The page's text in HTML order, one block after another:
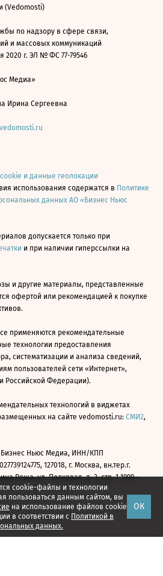
cookie-файлы и технологии
пользоваться данным сайтом, вы
на использование файлов cookie
в соответствии с Политикой в
данных.
ОК
(Vedomosti)
по надзору в сфере связи,
и массовых коммуникаций
2020 г. ЭЛ № ФС 77-79546
Медиа»
Ирина Сергеевна
cookie и данные геолокации
использования содержатся в Политике
данных АО «Бизнес Ньюс
допускается только при
и при наличии гиперссылки на
и другие материалы, представленные
офертой или рекомендацией к покупке
применяются рекомендательные
технологии предоставления
систематизации и анализа сведений,
пользователей сети «Интернет»,
Российской Федерации).
технологий в виджетах
на сайте vedomosti.ru: СМИ2,
Ньюс Медиа, ИНН/КПП
127018, г. Москва, вн.тер.г.
Роща, ул. Полковая, д. 3, стр. 1 1999—